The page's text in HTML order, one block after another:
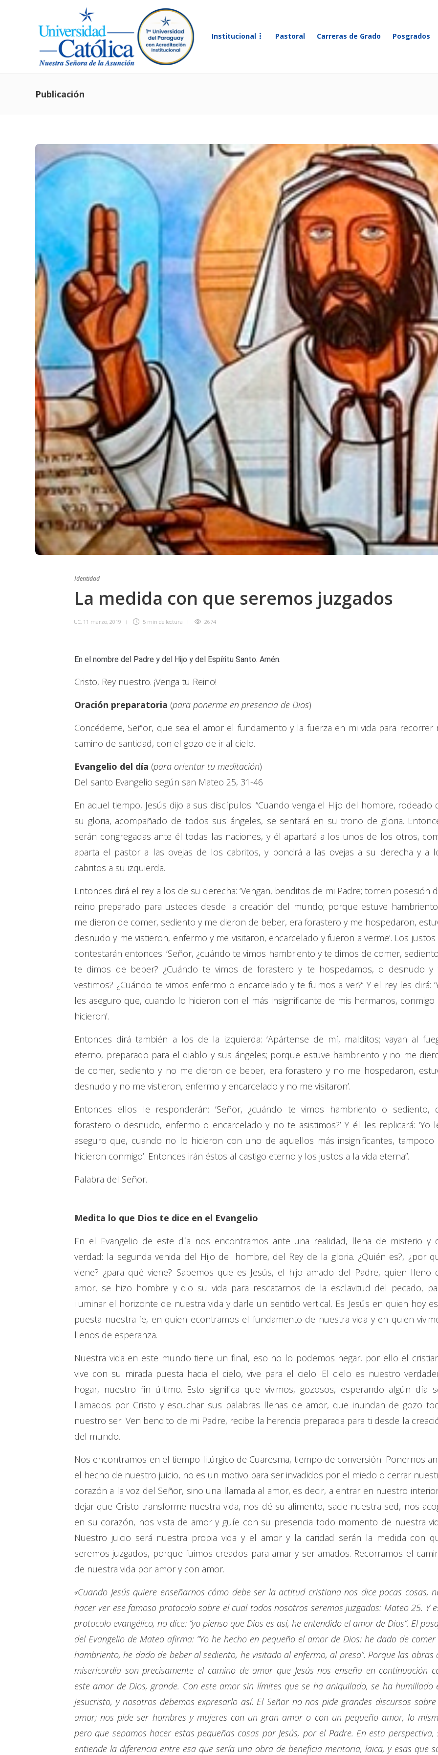
Institucional Pastoral Carreras de Grado Posgrados
Publicación
Identidad
La medida con que seremos juzgados
UC, 11 marzo, 2019 5 min de lectura 2674
En el nombre del Padre y del Hijo y del Espíritu Santo. Amén.
Cristo, Rey nuestro. ¡Venga tu Reino!
Oración preparatoria (para ponerme en presencia de Dios)
Concédeme, Señor, que sea el amor el fundamento y la fuerza en mi vida para recorrer
camino de santidad, con el gozo de ir al cielo.
Evangelio del día (para orientar tu meditación)
Del santo Evangelio según san Mateo 25, 31-46
En aquel tiempo, Jesús dijo a sus discípulos: “Cuando venga el Hijo del hombre, rodeado
su gloria, acompañado de todos sus ángeles, se sentará en su trono de gloria.
serán congregadas ante él todas las naciones, y él apartará a los unos de los otros,
aparta el pastor a las ovejas de los cabritos, y pondrá a las ovejas a su derecha y a
cabritos a su izquierda.
Entonces dirá el rey a los de su derecha: ‘Vengan, benditos de mi Padre; tomen posesión
reino preparado para ustedes desde la creación del mundo; porque estuve
me dieron de comer, sediento y me dieron de beber, era forastero y me hospedaron,
desnudo y me vistieron, enfermo y me visitaron, encarcelado y fueron a verme’. Los justos
contestarán entonces: ‘Señor, ¿cuándo te vimos hambriento y te dimos de comer,
te dimos de beber? ¿Cuándo te vimos de forastero y te hospedamos, o desnudo y
vestimos? ¿Cuándo te vimos enfermo o encarcelado y te fuimos a ver?’ Y el rey les dirá:
les aseguro que, cuando lo hicieron con el más insignificante de mis hermanos, conmigo
hicieron’.
Entonces dirá también a los de la izquierda: ‘Apártense de mí, malditos; vayan al
eterno, preparado para el diablo y sus ángeles; porque estuve hambriento y no me
de comer, sediento y no me dieron de beber, era forastero y no me hospedaron,
desnudo y no me vistieron, enfermo y encarcelado y no me visitaron’.
Entonces ellos le responderán: ‘Señor, ¿cuándo te vimos hambriento o sediento,
forastero o desnudo, enfermo o encarcelado y no te asistimos?’ Y él les replicará: ‘Yo
aseguro que, cuando no lo hicieron con uno de aquellos más insignificantes, tampoco
hicieron conmigo’. Entonces irán éstos al castigo eterno y los justos a la vida eterna”.
Palabra del Señor.
Medita lo que Dios te dice en el Evangelio
En el Evangelio de este día nos encontramos ante una realidad, llena de misterio y
verdad: la segunda venida del Hijo del hombre, del Rey de la gloria. ¿Quién es?, ¿por
viene? ¿para qué viene? Sabemos que es Jesús, el hijo amado del Padre, quien lleno
amor, se hizo hombre y dio su vida para rescatarnos de la esclavitud del pecado,
iluminar el horizonte de nuestra vida y darle un sentido vertical. Es Jesús en quien hoy
puesta nuestra fe, en quien econtramos el fundamento de nuestra vida y en quien
llenos de esperanza.
Nuestra vida en este mundo tiene un final, eso no lo podemos negar, por ello el
vive con su mirada puesta hacia el cielo, vive para el cielo. El cielo es nuestro
hogar, nuestro fin último. Esto significa que vivimos, gozosos, esperando algún día
llamados por Cristo y escuchar sus palabras llenas de amor, que inundan de gozo
nuestro ser: Ven bendito de mi Padre, recibe la herencia preparada para ti desde la
del mundo.
Nos encontramos en el tiempo litúrgico de Cuaresma, tiempo de conversión. Ponernos
el hecho de nuestro juicio, no es un motivo para ser invadidos por el miedo o cerrar
corazón a la voz del Señor, sino una llamada al amor, es decir, a entrar en nuestro
dejar que Cristo transforme nuestra vida, nos dé su alimento, sacie nuestra sed, nos
en su corazón, nos vista de amor y guíe con su presencia todo momento de nuestra
Nuestro juicio será nuestra propia vida y el amor y la caridad serán la medida con
seremos juzgados, porque fuimos creados para amar y ser amados. Recorramos el
de nuestra vida por amor y con amor.
«Cuando Jesús quiere enseñarnos cómo debe ser la actitud cristiana nos dice pocas cosas,
hacer ver ese famoso protocolo sobre el cual todos nosotros seremos juzgados: Mateo 25. Y
protocolo evangélico, no dice: “yo pienso que Dios es así, he entendido el amor de Dios”. El
del Evangelio de Mateo afirma: “Yo he hecho en pequeño el amor de Dios: he dado de
hambriento, he dado de beber al sediento, he visitado al enfermo, al preso”. Porque las obras
misericordia son precisamente el camino de amor que Jesús nos enseña en continuación
este amor de Dios, grande. Con este amor sin límites que se ha aniquilado, se ha humillado
Jesucristo, y nosotros debemos expresarlo así. El Señor no nos pide grandes discursos
amor; nos pide ser hombres y mujeres con un gran amor o con un pequeño amor, lo
pero que sepamos hacer estas pequeñas cosas por Jesús, por el Padre. En esta perspectiva,
entiende la diferencia entre esa que sería una obra de beneficia meritoria, laica, y esas que